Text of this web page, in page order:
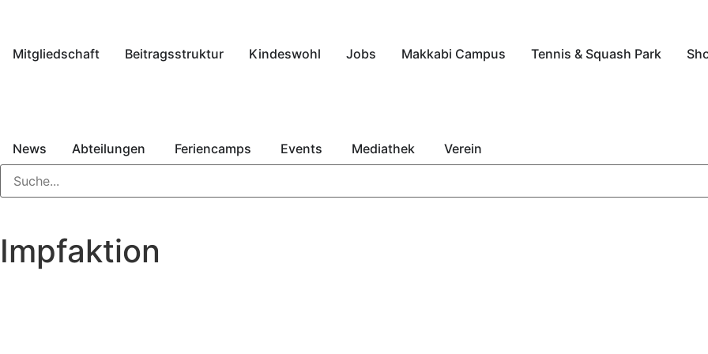
Mitgliedschaft Beitragsstruktur Kindeswohl Jobs Makkabi Campus Tennis & Squash Park
News Abteilungen Feriencamps Events Mediathek Verein
Impfaktion